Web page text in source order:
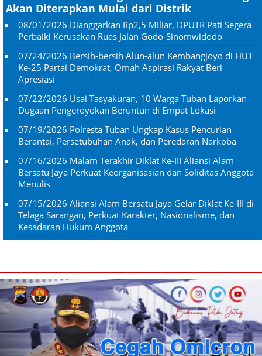
Akan Diterapkan Mulai dari Distrik
08/01/2026 Dianggarkan Rp2,5 Miliar, DPUTR Pati Segera
Perbaiki Kerusakan Ruas Jalan Godo-Sinomwidodo
07/24/2026 Bersih-bersih Alun-alun Kembangjoyo di HUT
Ke-25 Partai Demokrat, Omah Aspirasi Rakyat Beri
Apresiasi
07/22/2026 Usai Tasyakuran, 10 Warga Tuban Laporkan
Dugaan Pengeroyokan Beruntun di Empat Lokasi
07/19/2026 Polresta Tuban Ungkap Kasus Pencurian
Berantai, Persetubuhan Anak, dan Peredaran Narkoba
07/16/2026 Malam Terakhir Diklat Ke-III Aliansi Alam
Bersatu Jaya Perkuat Keorganisasian dan Soliditas Anggota
Menulis
07/15/2026 Aliansi Alam Bersatu Jaya Gelar Diklat Ke-III di
Telaga Sarangan, Perkuat Karakter, Nasionalisme, dan
Kesadaran Hukum Anggota